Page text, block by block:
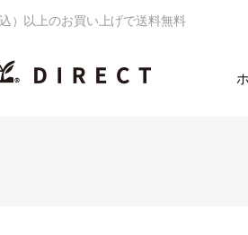
）以上のお買い上げで送料無料